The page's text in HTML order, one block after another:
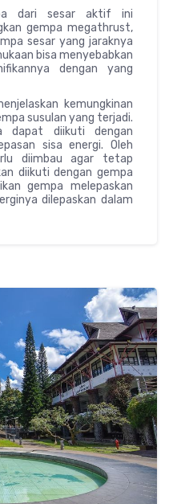
dari sesar aktif ini
gempa megathrust,
sesar yang jaraknya
bisa menyebabkan
dengan yang
kemungkinan
susulan yang terjadi.
dapat diikuti dengan
sisa energi. Oleh
diimbau agar tetap
diikuti dengan gempa
gempa melepaskan
dilepaskan dalam